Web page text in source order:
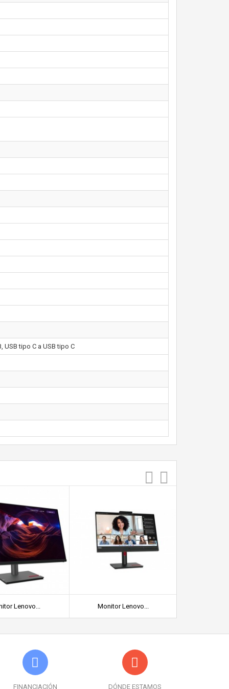
USB tipo C a USB tipo C
Lenovo... Monitor Lenovo...
FINANCIACIÓN DÓNDE ESTAMOS